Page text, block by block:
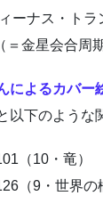
ーナス・ト
金星会合周
によるカバー
以下のような
（10・竜）
9・世界の